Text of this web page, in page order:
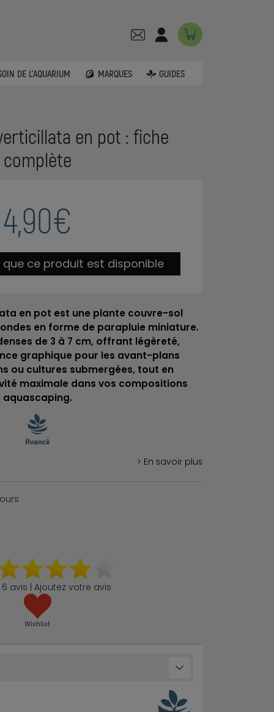
DE L'AQUARIUM MARQUES GUIDES
en pot : fiche
complète
4,90€
ce produit est disponible
en pot est une plante couvre-sol
en forme de parapluie miniature.
de 3 à 7 cm, offrant légèreté,
graphique pour les avant-plans
ou cultures submergées, tout en
maximale dans vos compositions
aquascaping.
> En savoir plus
6 avis | Ajoutez votre avis
Wishlist